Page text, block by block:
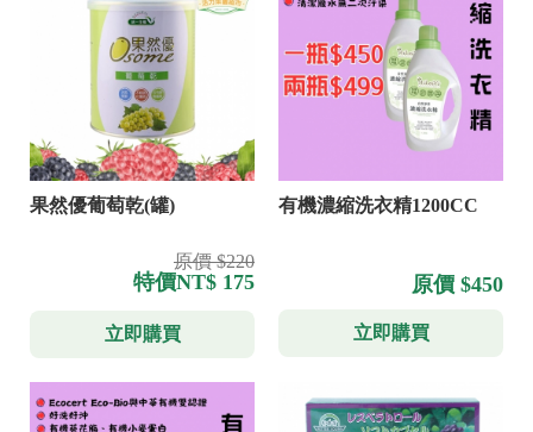
果然優葡萄乾(罐)
原價 $220
特價NT$ 175
立即購買
有機濃縮洗衣精1200CC
原價 $450
立即購買